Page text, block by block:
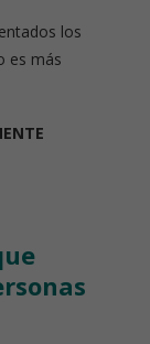
los
es más